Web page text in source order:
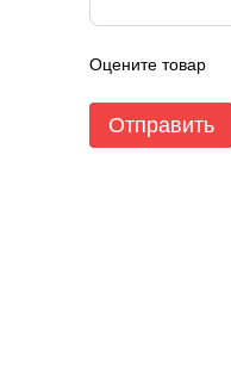
Оцените товар
Отправить